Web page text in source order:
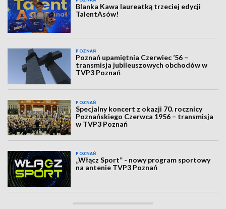
Blanka Kawa laureatką trzeciej edycji
TalentAsów!
POZNAŃ
Poznań upamiętnia Czerwiec ’56 –
transmisja jubileuszowych obchodów w
TVP3 Poznań
POZNAŃ
Specjalny koncert z okazji 70. rocznicy
Poznańskiego Czerwca 1956 – transmisja
w TVP3 Poznań
POZNAŃ
„Włącz Sport” - nowy program sportowy
na antenie TVP3 Poznań